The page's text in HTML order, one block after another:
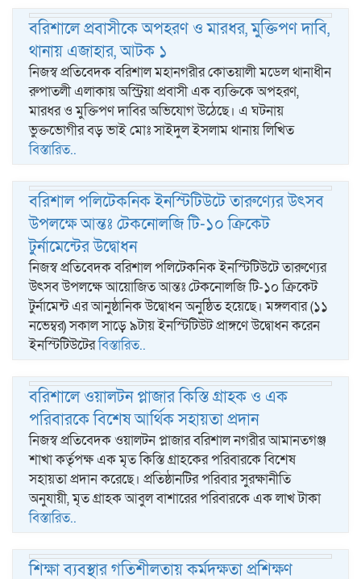
বরিশালে প্রবাসীকে অপহরণ ও মারধর, মুক্তিপণ দাবি,
থানায় এজাহার, আটক ১
নিজস্ব প্রতিবেদক বরিশাল মহানগরীর কোতয়ালী মডেল থানাধীন
রুপাতলী এলাকায় অস্ট্রিয়া প্রবাসী এক ব্যক্তিকে অপহরণ,
মারধর ও মুক্তিপণ দাবির অভিযোগ উঠেছে। এ ঘটনায়
ভুক্তভোগীর বড় ভাই মোঃ সাইদুল ইসলাম থানায় লিখিত
বিস্তারিত..
বরিশাল পলিটেকনিক ইনস্টিটিউটে তারুণ্যের উৎসব
উপলক্ষে আন্তঃ টেকনোলজি টি-১০ ক্রিকেট
টুর্নামেন্টের উদ্বোধন
নিজস্ব প্রতিবেদক বরিশাল পলিটেকনিক ইনস্টিটিউটে তারুণ্যের
উৎসব উপলক্ষে আয়োজিত আন্তঃ টেকনোলজি টি-১০ ক্রিকেট
টুর্নামেন্ট এর আনুষ্ঠানিক উদ্বোধন অনুষ্ঠিত হয়েছে। মঙ্গলবার (১১
নভেম্বর) সকাল সাড়ে ৯টায় ইনস্টিটিউট প্রাঙ্গণে উদ্বোধন করেন
ইনস্টিটিউটেরবিস্তারিত..
বরিশালে ওয়ালটন প্লাজার কিস্তি গ্রাহক ও এক
পরিবারকে বিশেষ আর্থিক সহায়তা প্রদান
নিজস্ব প্রতিবেদক ওয়ালটন প্লাজার বরিশাল নগরীর আমানতগঞ্জ
শাখা কর্তৃপক্ষ এক মৃত কিস্তি গ্রাহকের পরিবারকে বিশেষ
সহায়তা প্রদান করেছে। প্রতিষ্ঠানটির পরিবার সুরক্ষানীতি
অনুযায়ী, মৃত গ্রাহক আবুল বাশারের পরিবারকে এক লাখ টাকা
বিস্তারিত..
শিক্ষা ব্যবস্থার গতিশীলতায় কর্মদক্ষতা প্রশিক্ষণ